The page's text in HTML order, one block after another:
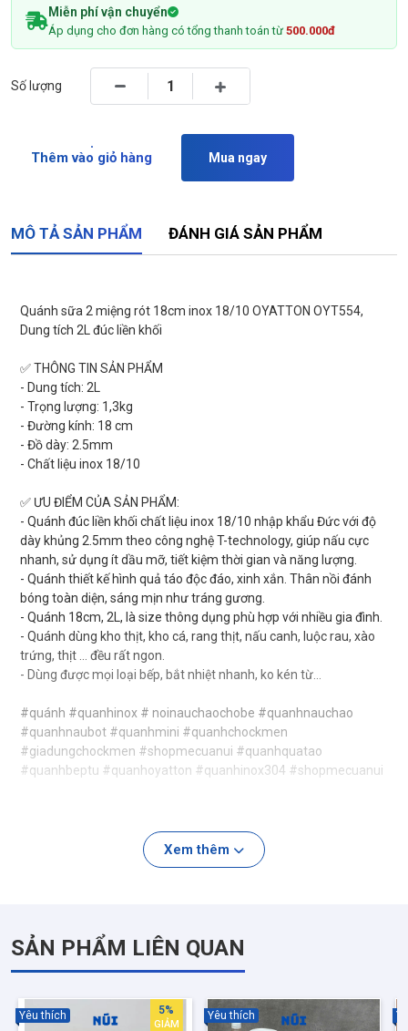
Miễn phí vận chuyển
Áp dụng cho đơn hàng có tổng thanh toán từ 500.000đ
Số lượng
Thêm vào giỏ hàng Mua ngay
MÔ TẢ SẢN PHẨM ĐÁNH GIÁ SẢN PHẨM
Quánh sữa 2 miệng rót 18cm inox 18/10 OYATTON OYT554,
Dung tích 2L đúc liền khối
✅ THÔNG TIN SẢN PHẨM
- Dung tích: 2L
- Trọng lượng: 1,3kg
- Đường kính: 18 cm
- Đồ dày: 2.5mm
- Chất liệu inox 18/10
✅ ƯU ĐIỂM CỦA SẢN PHẨM:
- Quánh đúc liền khối chất liệu inox 18/10 nhập khẩu Đức với độ
dày khủng 2.5mm theo công nghệ T-technology, giúp nấu cực
nhanh, sử dụng ít dầu mỡ, tiết kiệm thời gian và năng lượng.
- Quánh thiết kế hình quả táo độc đáo, xinh xắn. Thân nồi đánh
bóng toàn diện, sáng mịn như tráng gương.
- Quánh 18cm, 2L, là size thông dụng phù hợp với nhiều gia đình.
- Quánh dùng kho thịt, kho cá, rang thịt, nấu canh, luộc rau, xào
trứng, thịt … đều rất ngon.
- Dùng được mọi loại bếp, bắt nhiệt nhanh, ko kén từ…
#quánh #quanhinox # noinauchaochobe #quanhnauchao
#quanhnaubot #quanhmini #quanhchockmen
#giadungchockmen #shopmecuanui #quanhquatao
Xem thêm
SẢN PHẨM LIÊN QUAN
Yêu thích 5%
GIẢM
Yêu thích